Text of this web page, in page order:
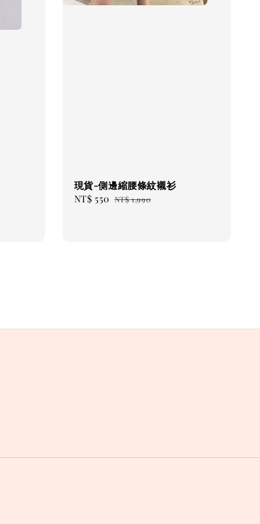
現貨-側邊縮腰條紋襯衫
Sale
NT$ 550 Regular
NT$ 1,990